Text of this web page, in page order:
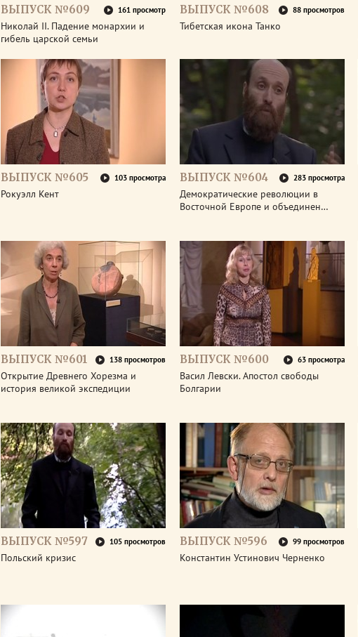
ВЫПУСК №609 161 просмотр
Николай II. Падение монархии и
гибель царской семьи
ВЫПУСК №608 88 просмотров
Тибетская икона Танко
ВЫПУСК №605 103 просмотра
Рокуэлл Кент
ВЫПУСК №604 283 просмотра
Демократические революции в
Восточной Европе и объединен…
ВЫПУСК №601 138 просмотров
Открытие Древнего Хорезма и
история великой экспедиции
ВЫПУСК №600 63 просмотра
Васил Левски. Апостол свободы
Болгарии
ВЫПУСК №597 105 просмотров
Польский кризис
ВЫПУСК №596 99 просмотров
Константин Устинович Черненко